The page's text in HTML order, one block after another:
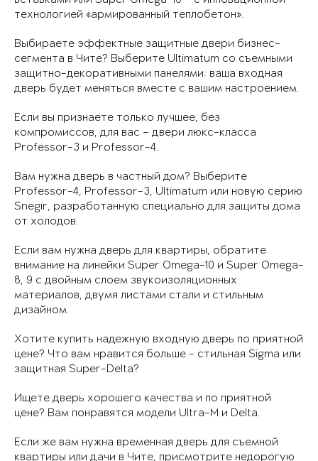
технологией «армированный теплобетон».
Выбираете эффектные защитные двери бизнес-
сегмента в Чите? Выберите Ultimatum со съемными
защитно-декоративными панелями: ваша входная
дверь будет меняться вместе с вашим настроением.
Если вы признаете только лучшее, без
компромиссов, для вас – двери люкс-класса
Professor-3 и Professor-4.
Вам нужна дверь в частный дом? Выберите
Professor-4, Professor-3, Ultimatum или новую серию
Snegir, разработанную специально для защиты дома
от холодов.
Если вам нужна дверь для квартиры, обратите
внимание на линейки Super Omega-10 и Super Omega-
8, 9 с двойным слоем звукоизоляционных
материалов, двумя листами стали и стильным
дизайном.
Хотите купить надежную входную дверь по приятной
цене? Что вам нравится больше - стильная Sigma или
защитная Super-Delta?
Ищете дверь хорошего качества и по приятной
цене? Вам понравятся модели Ultra-M и Delta.
Если же вам нужна временная дверь для съемной
квартиры или дачи в Чите, присмотрите недорогую